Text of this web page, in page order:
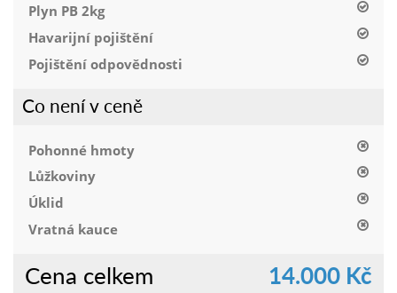
Plyn PB 2kg
Havarijní pojištění
Pojištění odpovědnosti
Co není v ceně
Pohonné hmoty
Lůžkoviny
Úklid
Vratná kauce
Cena celkem 14.000 Kč